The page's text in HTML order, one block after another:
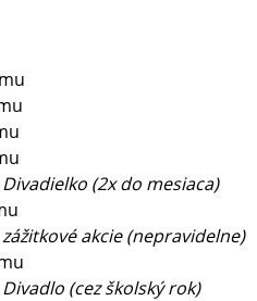
(2x do mesiaca)
akcie (nepravidelne)
(cez školský rok)